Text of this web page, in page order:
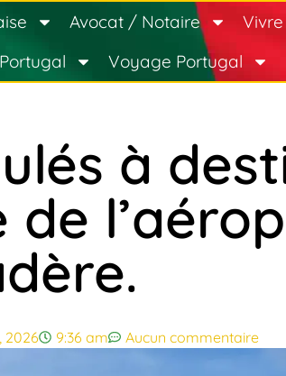
Avocat / Notaire
Voyage Portugal
à
2026 9:36 am Aucun commentaire